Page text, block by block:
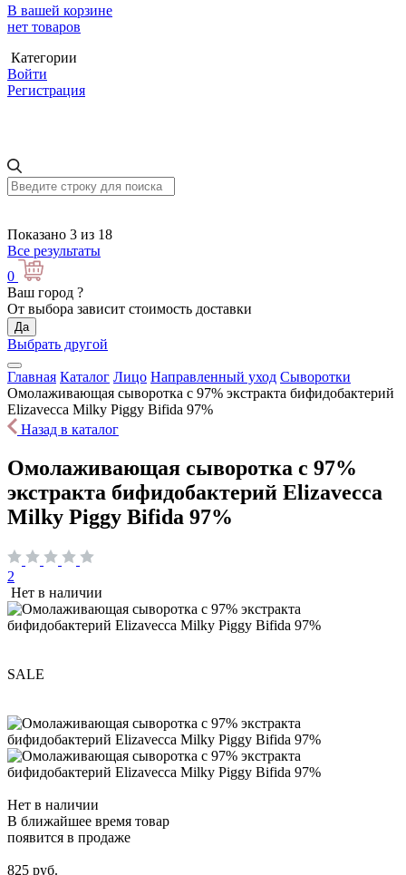
В вашей корзине
нет товаров
Категории
Войти
Регистрация
Показано 3 из 18
Все результаты
0
Ваш город ?
От выбора зависит стоимость доставки
Да
Выбрать другой
Главная Каталог Лицо Направленный уход Сыворотки
Омолаживающая сыворотка с 97% экстракта бифидобактерий
Elizavecca Milky Piggy Bifida 97%
Назад в каталог
Омолаживающая сыворотка с 97%
экстракта бифидобактерий Elizavecca
Milky Piggy Bifida 97%
2
Нет в наличии
SALE
Нет в наличии
В ближайшее время товар
появится в продаже
825 руб.